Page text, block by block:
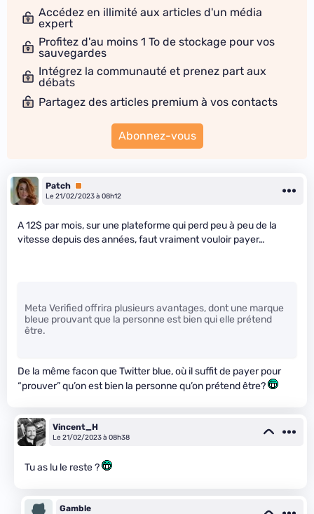
Accédez en illimité aux articles d'un média
expert
Profitez d'au moins 1 To de stockage pour vos
sauvegardes
Intégrez la communauté et prenez part aux
débats
Partagez des articles premium à vos contacts
Abonnez-vous
Patch Premium
Le 21/02/2023 à 08h12
A 12$ par mois, sur une plateforme qui perd peu à peu de la
vitesse depuis des années, faut vraiment vouloir payer…
Meta Verified offrira plusieurs avantages, dont une marque
bleue prouvant que la personne est bien qui elle prétend
être.
De la même facon que Twitter blue, où il suffit de payer pour
“prouver” qu’on est bien la personne qu’on prétend être?
Vincent_H
Le 21/02/2023 à 08h38
Tu as lu le reste ?
Gamble